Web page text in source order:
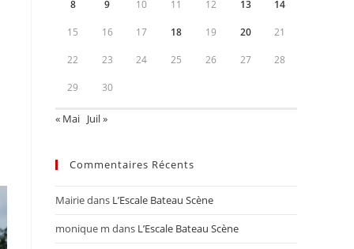
8 9 10 11 12 13 14
15 16 17 18 19 20 21
22 23 24 25 26 27 28
29 30
« Mai Juil »
Commentaires Récents
Mairiedans L’Escale Bateau Scène
monique m dans L’Escale Bateau Scène